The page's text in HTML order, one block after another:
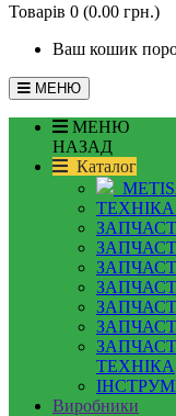
Товарів 0 (0.00 грн.)
Ваш кошик
МЕНЮ
МЕНЮ
НАЗАД
Каталог
ТЕХНІКА
Виробники